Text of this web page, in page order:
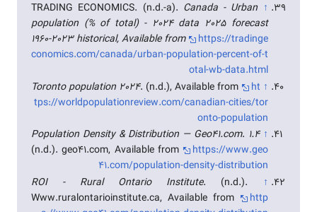
↑
TRADING ECONOMICS. (n.d.-a). Canada - Urban
population (% of total) - 2024 data 2025 forecast
1960-2023 historical, Available from
https://tradinge
conomics.com/canada/urban-population-percent-of-t
otal-wb-data.html
↑
Toronto population 2024. (n.d.), Available from
ht
tps://worldpopulationreview.com/canadian-cities/tor
onto-population
↑
1.4 Population Density & Distribution — Geo41.com
.
(n.d.). geo41.com, Available from
https://www.geo
41.com/population-density-distribution
↑
ROI - Rural Ontario Institute. (n.d.).
Www.ruralontarioinstitute.ca, Available from
http